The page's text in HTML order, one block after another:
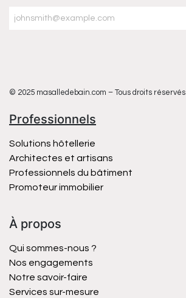
© 2025 masalledebain.com – Tous droits réservés
Professionnels
Solutions hôtellerie
Architectes et artisans
Professionnels du bâtiment
Promoteur immobilier
À propos
Qui sommes-nous ?
Nos engagements
Notre savoir-faire
Services sur-mesure